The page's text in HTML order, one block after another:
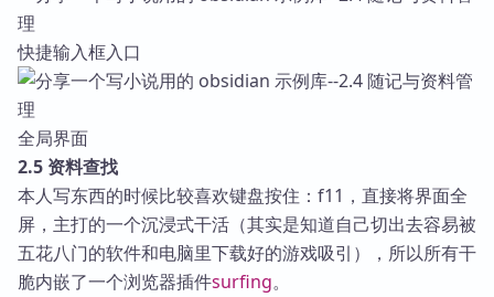
快捷输入框入口
全局界面
2.5 资料查找
本人写东西的时候比较喜欢键盘按住：f11，直接将界面全
屏，主打的一个沉浸式干活（其实是知道自己切出去容易被
五花八门的软件和电脑里下载好的游戏吸引），所以所有干
脆内嵌了一个浏览器插件surfing。